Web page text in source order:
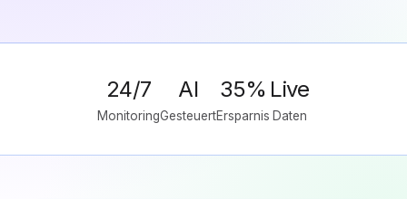
24/7
Monitoring
AI
Gesteuert
35%
Ersparnis
Live
Daten